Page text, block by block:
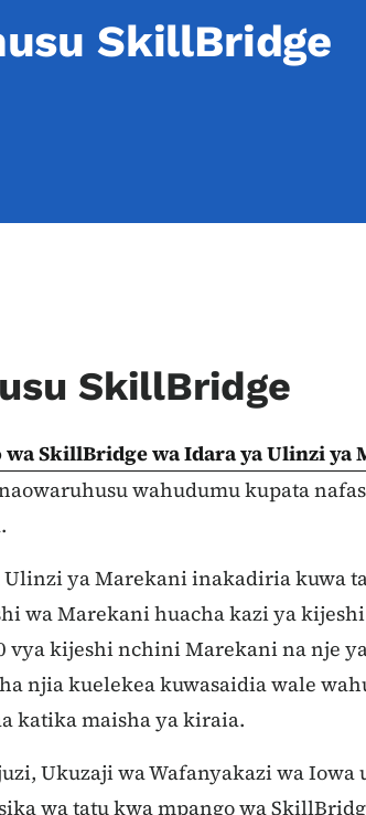
SkillBridge
SkillBridge
wa SkillBridge wa Idara ya Ulinzi ya
wahudumu kupata
ya Marekani inakadiria kuwa
wa Marekani huacha kazi ya
vya kijeshi nchini Marekani na nje
njia kuelekea kuwasaidia wale
katika maisha ya kiraia.
Ukuzaji wa Wafanyakazi wa
wa tatu kwa mpango wa